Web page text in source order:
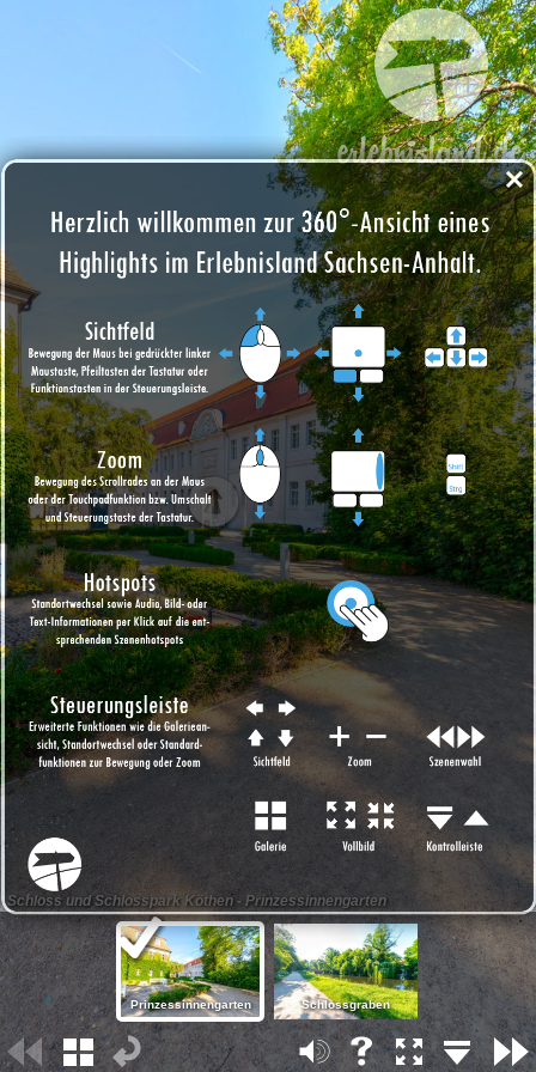
Schloss und Schlosspark Köthen - Prinzessinnengarten
Prinzessinnengarten Schlossgraben